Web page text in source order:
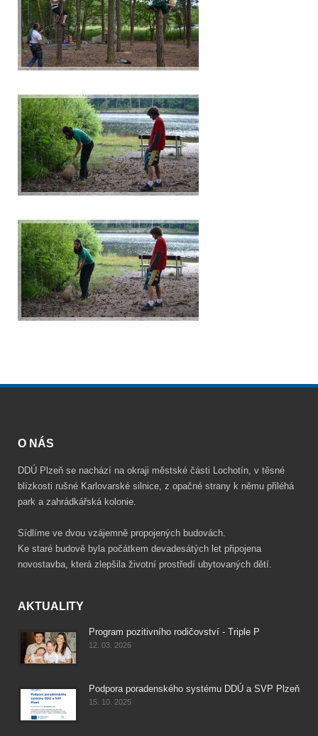
O NÁS
DDÚ Plzeň se nachází na okraji městské části Lochotín, v těsné
blízkosti rušné Karlovarské silnice, z opačné strany k němu přiléhá
park a zahrádkářská kolonie.
Sídlíme ve dvou vzájemně propojených budovách.
Ke staré budově byla počátkem devadesátých let připojena
novostavba, která zlepšila životní prostředí ubytovaných dětí.
AKTUALITY
Program pozitivního rodičovství - Triple P
12. 03. 2026
Podpora poradenského systému DDÚ a SVP Plzeň
15. 10. 2025